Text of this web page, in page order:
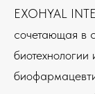
EXOHYAL
сочетающая в